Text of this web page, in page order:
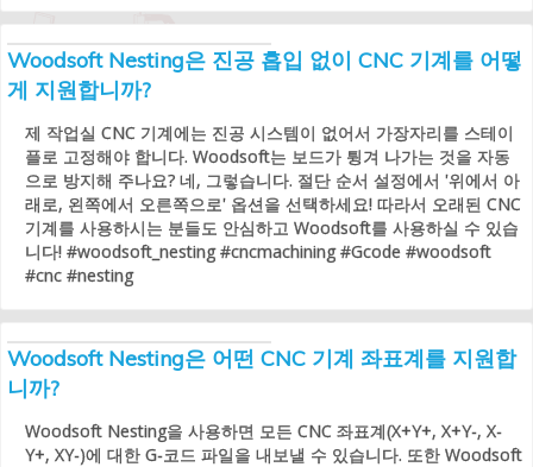
Woodsoft Nesting은 진공 흡입 없이 CNC 기계를 어떻
게 지원합니까?
제 작업실 CNC 기계에는 진공 시스템이 없어서 가장자리를 스테이
플로 고정해야 합니다. Woodsoft는 보드가 튕겨 나가는 것을 자동
으로 방지해 주나요? 네, 그렇습니다. 절단 순서 설정에서 '위에서 아
래로, 왼쪽에서 오른쪽으로' 옵션을 선택하세요! 따라서 오래된 CNC
기계를 사용하시는 분들도 안심하고 Woodsoft를 사용하실 수 있습
니다! #woodsoft_nesting #cncmachining #Gcode #woodsoft
#cnc #nesting
Woodsoft Nesting은 어떤 CNC 기계 좌표계를 지원합
니까?
Woodsoft Nesting을 사용하면 모든 CNC 좌표계(X+Y+, X+Y-, X-
Y+, XY-)에 대한 G-코드 파일을 내보낼 수 있습니다. 또한 Woodsoft